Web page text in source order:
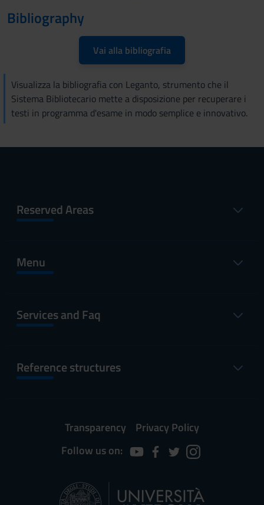
Bibliography
Vai alla bibliografia
Visualizza la bibliografia con Leganto, strumento che il
Sistema Bibliotecario mette a disposizione per recuperare i
testi in programma d'esame in modo semplice e innovativo.
Reserved Areas
Menu
Services and Faq
Reference structures
Transparency
Privacy Policy
Follow us on: